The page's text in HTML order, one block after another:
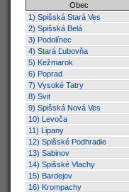
Obec
1) Spišská Stará Ves
2) Spišská Belá
3) Podolínec
4) Stará Ľubovňa
5) Kežmarok
6) Poprad
7) Vysoké Tatry
8) Svit
9) Spišská Nová Ves
10) Levoča
11) Lipany
12) Spišské Podhradie
13) Sabinov
14) Spišské Vlachy
15) Bardejov
16) Krompachy